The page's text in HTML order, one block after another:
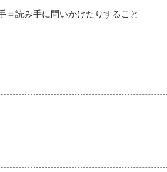
＝読み手に問いかけたりすること